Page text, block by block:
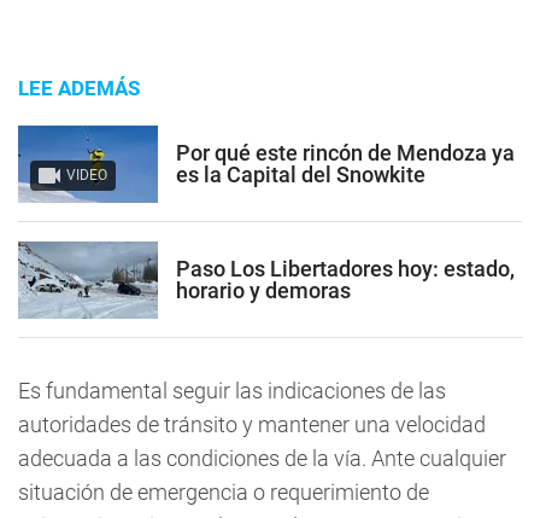
LEE ADEMÁS
VIDEO
Por qué este rincón de Mendoza ya
es la Capital del Snowkite
Paso Los Libertadores hoy: estado,
horario y demoras
Es fundamental seguir las indicaciones de las
autoridades de tránsito y mantener una velocidad
adecuada a las condiciones de la vía. Ante cualquier
situación de emergencia o requerimiento de